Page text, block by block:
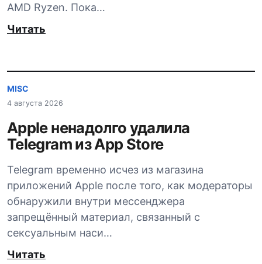
AMD Ryzen. Пока…
Читать
MISC
4 августа 2026
Apple ненадолго удалила
Telegram из App Store
Telegram временно исчез из магазина
приложений Apple после того, как модераторы
обнаружили внутри мессенджера
запрещённый материал, связанный с
сексуальным наси…
Читать